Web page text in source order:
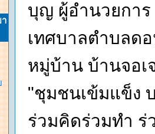
บุญ ผู้อำนวยกา
เทศบาลตำบลด
หมู่บ้าน บ้านจอ
"ชุมชนเข้มแข็ง
ร่วมคิดร่วมทำ